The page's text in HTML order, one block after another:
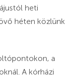
heti
héten közlünk
a
A kórházi